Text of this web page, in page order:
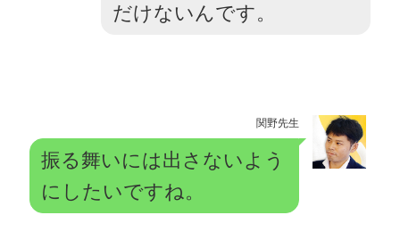
だけないんです。
関野先生
振る舞いには出さないよう
にしたいですね。